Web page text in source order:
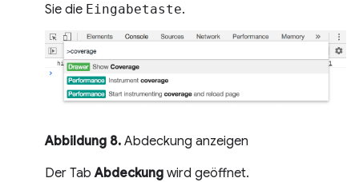
Sie die Eingabetaste.
Abbildung 8. Abdeckung anzeigen
Der TabAbdeckung wird geöffnet.